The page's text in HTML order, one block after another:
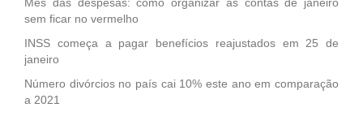
sem ficar no vermelho
INSS começa a pagar benefícios reajustados em 25 de
janeiro
Número divórcios no país cai 10% este ano em comparação
a 2021